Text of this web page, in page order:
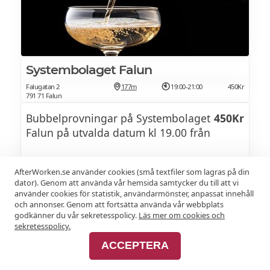
förklarar vi olika sätt att göra mousserande
vin på. Genom att prova ett urval av
drycker lär vi oss urskilja olika typer av
mousserande viner från olika områden och
länder. Välkomna!
Kombinera dryck & grundsmaker
lätt, men fantastiskt roligt när man lyckas! I
alla smakkombinationer sker ett samspel
mellan grundsmaker, konsistens och
aromer. Men hur påverkar syra i maten ett
vin? Vad gör bubblor i drycken för den feta
maten? Genom små experiment ger vi dig
en grundläggande förståelse för hur
Systembolaget Falun
Falugatan 2
791 71 Falun
177m 19:00-21:00 450Kr
Bubbelprovningar på Systembolaget
Falun på utvalda datum kl 19.00 från
450Kr
DATUM 2026
Nya datum kommer snart!
AfterWorken.se använder cookies (små textfiler som lagras på din
dator). Genom att använda vår hemsida samtycker du till att vi
använder cookies för statistik, användarmönster, anpassat innehåll
och annonser. Genom att fortsätta använda vår webbplats
godkänner du vår sekretesspolicy. Läs mer om cookies och
sekretesspolicy.
ACCEPTERA